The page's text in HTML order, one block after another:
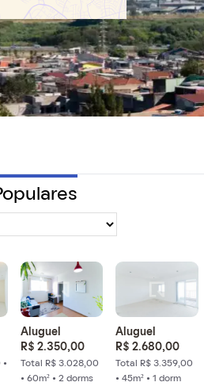
•
Aluguel
R$ 2.350,00
Total R$ 3.028,00
• 60m² • 2 dorms
Aluguel
R$ 2.680,00
Total R$ 3.359,00
• 45m² • 1 dorm